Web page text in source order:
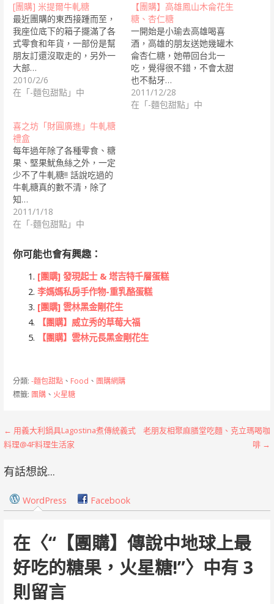
[團購] 米提爾牛軋糖
最近團購的東西接踵而至，
我座位底下的箱子擺滿了各
式零食和年貨，一部份是幫
朋友訂還沒取走的，另外一
大部…
2010/2/6
在「-麵包甜點」中
【團購】高雄鳳山木侖花生
糖、杏仁糖
一開始是小瑜去高雄喝喜
酒，高雄的朋友送她幾罐木
侖杏仁糖，她帶回台北一
吃，覺得很不錯，不會太甜
也不黏牙…
2011/12/28
在「-麵包甜點」中
喜之坊「財圓廣進」牛軋糖
禮盒
每年過年除了各種零食、糖
果、堅果魷魚絲之外，一定
少不了牛軋糖!! 話說吃過的
牛軋糖真的數不清，除了
知…
2011/1/18
在「-麵包甜點」中
你可能也會有興趣：
[團購] 發現起士 & 塔吉特千層蛋糕
李媽媽私房手作物-重乳酪蛋糕
[團購] 雲林黑金剛花生
【團購】威立秀的草莓大福
【團購】雲林元長黑金剛花生
分類: -麵包甜點、 Food 、 團購網購
標籤: 團購、 火星糖
文
章
導
覽
← 用義大利鍋具Lagostina煮傳統義式
料理@4F料理生活家
老朋友相聚麻膳堂吃麵、克立瑪喝咖
啡 →
有話想說...
WordPress Facebook
在〈“【團購】傳說中地球上最
好吃的糖果，火星糖!”〉中有 3
則留言